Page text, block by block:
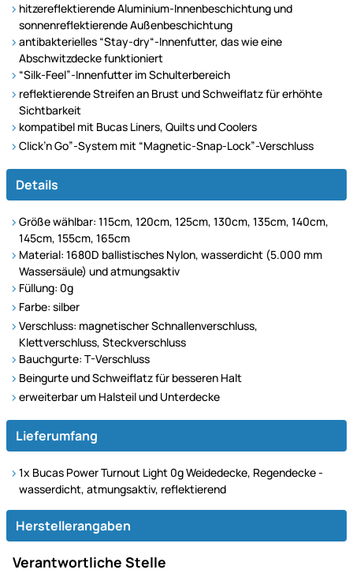
hitzereflektierende Aluminium-Innenbeschichtung und
sonnenreflektierende Außenbeschichtung
antibakterielles “Stay-dry“-Innenfutter, das wie eine
Abschwitzdecke funktioniert
“Silk-Feel”-Innenfutter im Schulterbereich
reflektierende Streifen an Brust und Schweiflatz für erhöhte
Sichtbarkeit
kompatibel mit Bucas Liners, Quilts und Coolers
Click’n Go”-System mit “Magnetic-Snap-Lock”-Verschluss
Details
Größe wählbar: 115cm, 120cm, 125cm, 130cm, 135cm, 140cm,
145cm, 155cm, 165cm
Material: 1680D ballistisches Nylon, wasserdicht (5.000 mm
Wassersäule) und atmungsaktiv
Füllung: 0g
Farbe: silber
Verschluss: magnetischer Schnallenverschluss,
Klettverschluss, Steckverschluss
Bauchgurte: T-Verschluss
Beingurte und Schweiflatz für besseren Halt
erweiterbar um Halsteil und Unterdecke
Lieferumfang
1x Bucas Power Turnout Light 0g Weidedecke, Regendecke -
wasserdicht, atmungsaktiv, reflektierend
Herstellerangaben
Verantwortliche Stelle